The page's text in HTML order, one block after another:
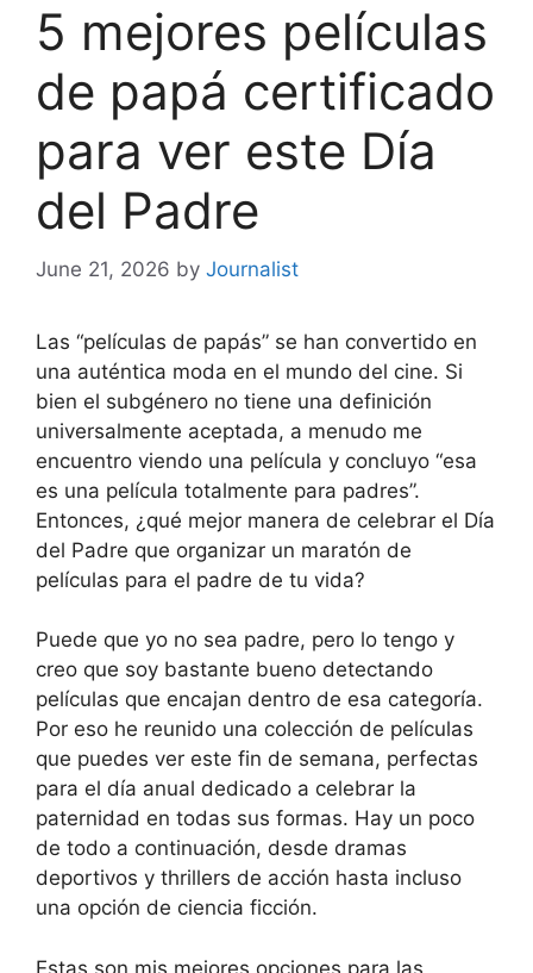
5 mejores películas
de papá certificado
para ver este Día
del Padre
June 21, 2026 by Journalist
Las “películas de papás” se han convertido en
una auténtica moda en el mundo del cine. Si
bien el subgénero no tiene una definición
universalmente aceptada, a menudo me
encuentro viendo una película y concluyo “esa
es una película totalmente para padres”.
Entonces, ¿qué mejor manera de celebrar el Día
del Padre que organizar un maratón de
películas para el padre de tu vida?
Puede que yo no sea padre, pero lo tengo y
creo que soy bastante bueno detectando
películas que encajan dentro de esa categoría.
Por eso he reunido una colección de películas
que puedes ver este fin de semana, perfectas
para el día anual dedicado a celebrar la
paternidad en todas sus formas. Hay un poco
de todo a continuación, desde dramas
deportivos y thrillers de acción hasta incluso
una opción de ciencia ficción.
Estas son mis mejores opciones para las